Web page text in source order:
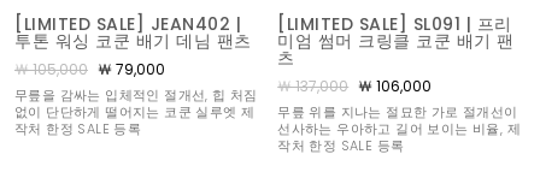
[LIMITED SALE] JEAN402 |
투톤 워싱 코쿤 배기 데님 팬츠
￦ 105,000 ￦ 79,000
무릎을 감싸는 입체적인 절개선, 힙 처짐
없이 단단하게 떨어지는 코쿤 실루엣 제
작처 한정 SALE 등록
[LIMITED SALE] SL091 | 프리
미엄 썸머 크링클 코쿤 배기 팬
츠
￦ 137,000 ￦ 106,000
무릎 위를 지나는 절묘한 가로 절개선이
선사하는 우아하고 길어 보이는 비율, 제
작처 한정 SALE 등록